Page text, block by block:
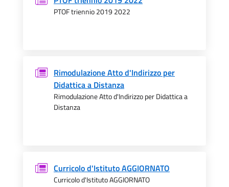
PTOF triennio 2019 2022
Rimodulazione Atto d'Indirizzo per
Didattica a Distanza
Rimodulazione Atto d'Indirizzo per Didattica a
Distanza
Curricolo d'Istituto AGGIORNATO
Curricolo d'Istituto AGGIORNATO